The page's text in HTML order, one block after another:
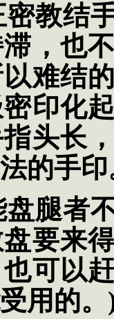
教结
，也
难结
印化
头长
的手印
腿者
要来
可以
用的。